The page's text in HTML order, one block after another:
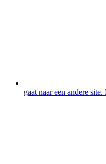
gaat naar een andere